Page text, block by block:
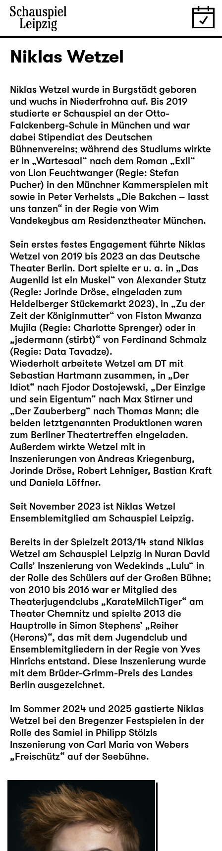
Niklas Wetzel
Niklas Wetzel wurde in Burgstädt geboren
und wuchs in Niederfrohna auf. Bis 2019
studierte er Schauspiel an der Otto-
Falckenberg-Schule in München und war
dabei Stipendiat des Deutschen
Bühnenvereins; während des Studiums wirkte
er in „Wartesaal“ nach dem Roman „Exil“
von Lion Feuchtwanger (Regie: Stefan
Pucher) in den Münchner Kammerspielen mit
sowie in Peter Verhelsts „Die Bakchen – lasst
uns tanzen“ in der Regie von Wim
Vandekeybus am Residenztheater München.
Sein erstes festes Engagement führte Niklas
Wetzel von 2019 bis 2023 an das Deutsche
Theater Berlin. Dort spielte er u. a. in „Das
Augenlid ist ein Muskel“ von Alexander Stutz
(Regie: Jorinde Dröse, eingeladen zum
Heidelberger Stückemarkt 2023), in „Zu der
Zeit der Königinmutter“ von Fiston Mwanza
Mujila (Regie: Charlotte Sprenger) oder in
„jedermann (stirbt)“ von Ferdinand Schmalz
(Regie: Data Tavadze).
Wiederholt arbeitete Wetzel am DT mit
Sebastian Hartmann zusammen, in „Der
Idiot“ nach Fjodor Dostojewski, „Der Einzige
und sein Eigentum“ nach Max Stirner und
„Der Zauberberg“ nach Thomas Mann; die
beiden letztgenannten Produktionen waren
zum Berliner Theatertreffen eingeladen.
Außerdem wirkte Wetzel mit in
Inszenierungen von Andreas Kriegenburg,
Jorinde Dröse, Robert Lehniger, Bastian Kraft
und Daniela Löffner.
Seit November 2023 ist Niklas Wetzel
Ensemblemitglied am Schauspiel Leipzig.
Bereits in der Spielzeit 2013/14 stand Niklas
Wetzel am Schauspiel Leipzig in Nuran David
Calis’ Inszenierung von Wedekinds „Lulu“ in
der Rolle des Schülers auf der Großen Bühne;
von 2010 bis 2016 war er Mitglied des
Theaterjugendclubs „KarateMilchTiger“ am
Theater Chemnitz und spielte 2013 die
Hauptrolle in Simon Stephens’ „Reiher
(Herons)“, das mit dem Jugendclub und
Ensemblemitgliedern in der Regie von Yves
Hinrichs entstand. Diese Inszenierung wurde
mit dem Brüder-Grimm-Preis des Landes
Berlin ausgezeichnet.
Im Sommer 2024 und 2025 gastierte Niklas
Wetzel bei den Bregenzer Festspielen in der
Rolle des Samiel in Philipp Stölzls
Inszenierung von Carl Maria von Webers
„Freischütz“ auf der Seebühne.